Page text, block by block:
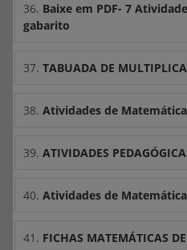
36. Baixe em PDF- 7
gabarito
37. TABUADA DE
38. Atividades de
39. ATIVIDADES
40. Atividades de Matemática
41. FICHAS MATEMÁTICAS